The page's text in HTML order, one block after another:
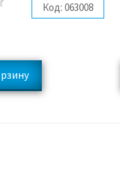
Код: 063008